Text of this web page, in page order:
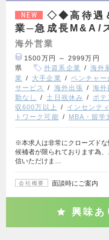
NEW
◇◆高待遇
業─急成長M&A/
海外営業
1500万円 ～ 2999万円
県
外資系企業 海外
業
大手企業 ベンチャー
サービス
海外出張 海外
勤なし
土日祝休み ポテ
収600万以上
インセンテ
トワーク可能
MBA・留学
※本求人は非常にクローズド
候補者が限られております為
信いただけま…
会社概要 面談時にご案内
興味あ